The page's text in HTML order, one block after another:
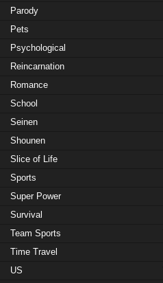
Parody
Pets
Psychological
Reincarnation
Romance
School
Seinen
Shounen
Slice of Life
Sports
Super Power
Survival
Team Sports
Time Travel
US